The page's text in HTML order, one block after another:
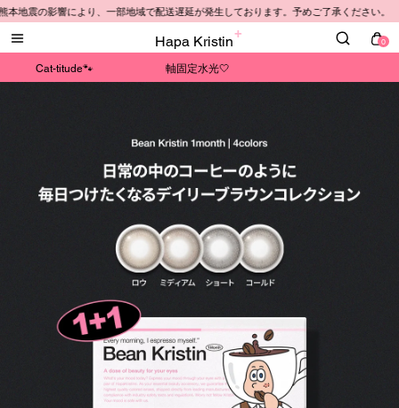
Hapa Kristin 0
Cat-titude🐾 軸固定水光🤍
響により、一部地域で配送遅延が発生しております。予めご了承ください。